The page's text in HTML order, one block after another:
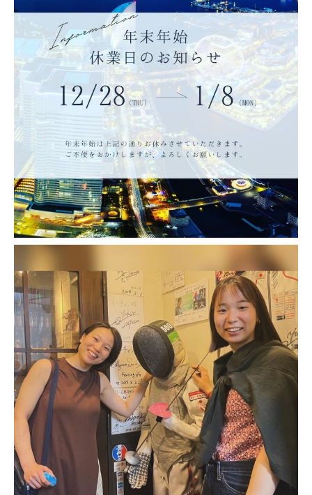
k_produce_official